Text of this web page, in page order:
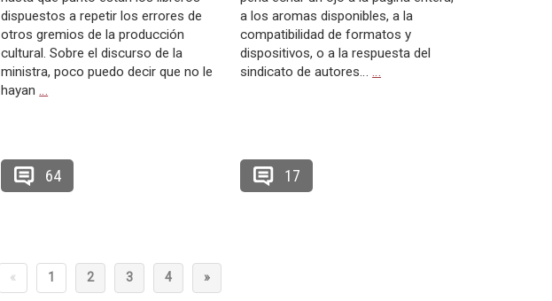
dispuestos a repetir los errores de
otros gremios de la producción
cultural. Sobre el discurso de la
ministra, poco puedo decir que no le
hayan…
64
a los aromas disponibles, a la
compatibilidad de formatos y
dispositivos, o a la respuesta del
sindicato de autores……
17
« 1 2 3 4 »